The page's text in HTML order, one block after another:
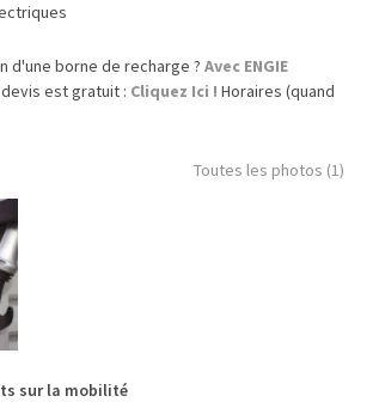
d'une borne de recharge ? Avec ENGIE
est gratuit : Cliquez Ici ! Horaires (quand
Toutes les photos (1)
sur la mobilité